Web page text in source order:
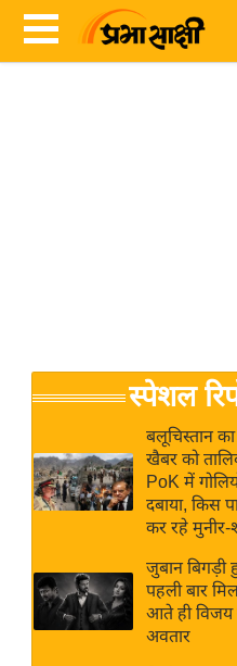
Breaking
News in
Hindi
Hindi
Videos
जगत
राय
बजट
IPL
2026
स्पेशल
बलूचिस्तान का
खैबर को
PoK में
दबाया, किस
कर रहे
जुबान बिगड़ी
पहली बार
आते ही विजय
अवतार